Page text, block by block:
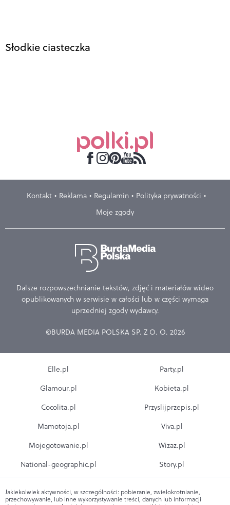
Słodkie ciasteczka
Kontakt Reklama Regulamin
Polityka prywatności
Moje zgody
Dalsze rozpowszechnianie tekstów, zdjęć i materiałów wideo
opublikowanych w serwisie w całości lub w części wymaga
uprzedniej zgody wydawcy.
©BURDA MEDIA POLSKA SP. Z O. O. 2026
Elle.pl
Glamour.pl
Cocolita.pl
Mamotoja.pl
Mojegotowanie.pl
National-geographic.pl
Party.pl
Kobieta.pl
Przyslijprzepis.pl
Viva.pl
Wizaz.pl
Story.pl
Jakiekolwiek aktywności, w szczególności: pobieranie, zwielokrotnianie,
przechowywanie, lub inne wykorzystywanie treści, danych lub informacji